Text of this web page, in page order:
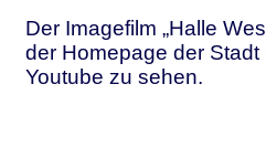
Der Imagefilm „Halle
der Homepage der Stadt
Youtube zu sehen.